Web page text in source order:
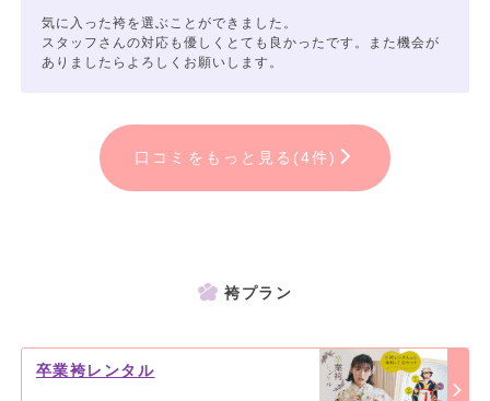
気に入った袴を選ぶことができました。
スタッフさんの対応も優しくとても良かったです。また機会が
ありましたらよろしくお願いします。
口コミをもっと見る(4件)
袴プラン
卒業袴レンタル